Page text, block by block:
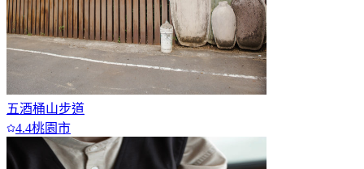
五酒桶山步道
4.4桃園市